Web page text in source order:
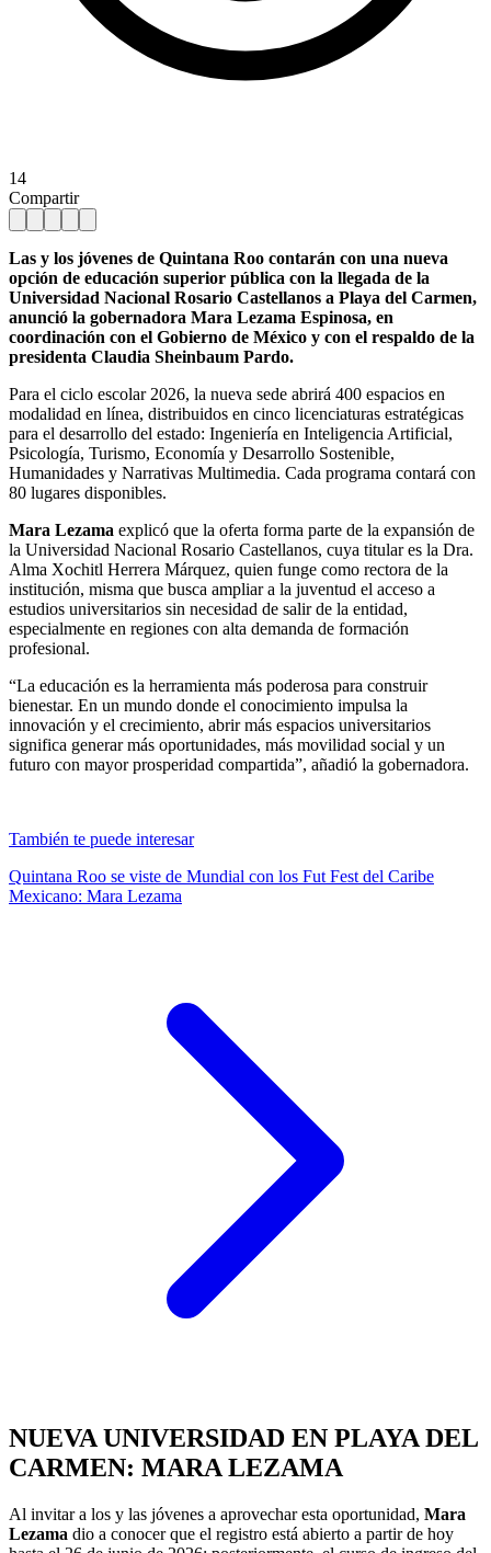
14
Compartir
Las y los jóvenes de Quintana Roo contarán con una nueva
opción de educación superior pública con la llegada de la
Universidad Nacional Rosario Castellanos a Playa del Carmen,
anunció la gobernadora Mara Lezama Espinosa, en
coordinación con el Gobierno de México y con el respaldo de la
presidenta Claudia Sheinbaum Pardo.
Para el ciclo escolar 2026, la nueva sede abrirá 400 espacios en
modalidad en línea, distribuidos en cinco licenciaturas estratégicas
para el desarrollo del estado: Ingeniería en Inteligencia Artificial,
Psicología, Turismo, Economía y Desarrollo Sostenible,
Humanidades y Narrativas Multimedia. Cada programa contará con
80 lugares disponibles.
Mara Lezama explicó que la oferta forma parte de la expansión de
la Universidad Nacional Rosario Castellanos, cuya titular es la Dra.
Alma Xochitl Herrera Márquez, quien funge como rectora de la
institución, misma que busca ampliar a la juventud el acceso a
estudios universitarios sin necesidad de salir de la entidad,
especialmente en regiones con alta demanda de formación
profesional.
“La educación es la herramienta más poderosa para construir
bienestar. En un mundo donde el conocimiento impulsa la
innovación y el crecimiento, abrir más espacios universitarios
significa generar más oportunidades, más movilidad social y un
futuro con mayor prosperidad compartida”, añadió la gobernadora.
También te puede interesar
Quintana Roo se viste de Mundial con los Fut Fest del Caribe
Mexicano: Mara Lezama
NUEVA UNIVERSIDAD EN PLAYA DEL
CARMEN: MARA LEZAMA
Al invitar a los y las jóvenes a aprovechar esta oportunidad, Mara
Lezama dio a conocer que el registro está abierto a partir de hoy